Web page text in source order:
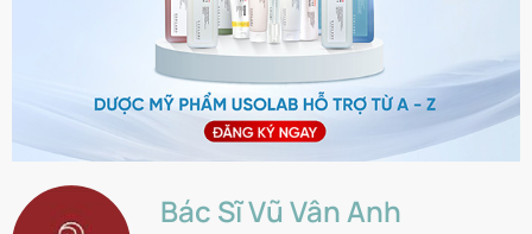
Bác Sĩ Vũ Vân Anh